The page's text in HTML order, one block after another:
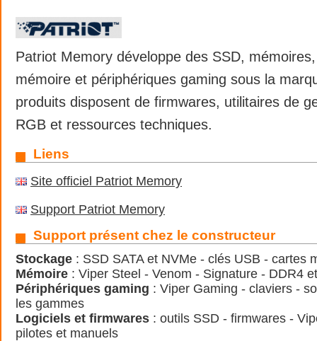
Patriot Memory développe des SSD,
mémoire et périphériques gaming sous la
produits disposent de firmwares, utilitaires de
RGB et ressources techniques.
Liens
Site officiel Patriot Memory
Support Patriot Memory
Support présent chez le constructeur
Stockage : SSD SATA et NVMe - clés USB - cartes
Mémoire : Viper Steel - Venom - Signature - DDR4
Périphériques gaming : Viper Gaming - claviers -
les gammes
Logiciels et firmwares : outils SSD - firmwares -
pilotes et manuels